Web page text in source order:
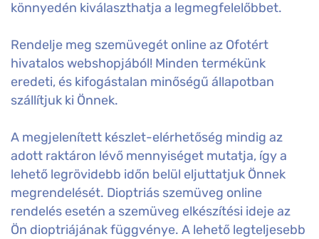
könnyedén kiválaszthatja a legmegfelelőbbet.
Rendelje meg szemüvegét online az Ofotért
hivatalos webshopjából! Minden termékünk
eredeti, és kifogástalan minőségű állapotban
szállítjuk ki Önnek.
A megjelenített készlet-elérhetőség mindig az
adott raktáron lévő mennyiséget mutatja, így a
lehető legrövidebb időn belül eljuttatjuk Önnek
megrendelését. Dioptriás szemüveg online
rendelés esetén a szemüveg elkészítési ideje az
Ön dioptriájának függvénye. A lehető legteljesebb